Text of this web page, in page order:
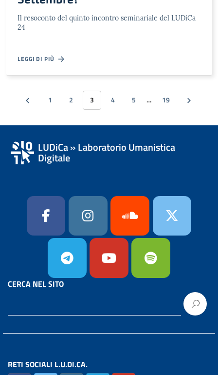
Il resoconto del quinto incontro seminariale del LUDiCa
24
LEGGI DI PIÙ
1 2 3 4 5 … 19
LUDiCa » Laboratorio Umanistica
Digitale
CERCA NEL SITO
RETI SOCIALI L.U.DI.CA.